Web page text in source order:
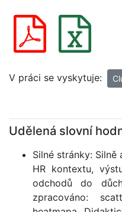
V práci se vyskytuje:
Udělená slovní
Silné stránky:
HR kontextu,
odchodů do
zpracováno: